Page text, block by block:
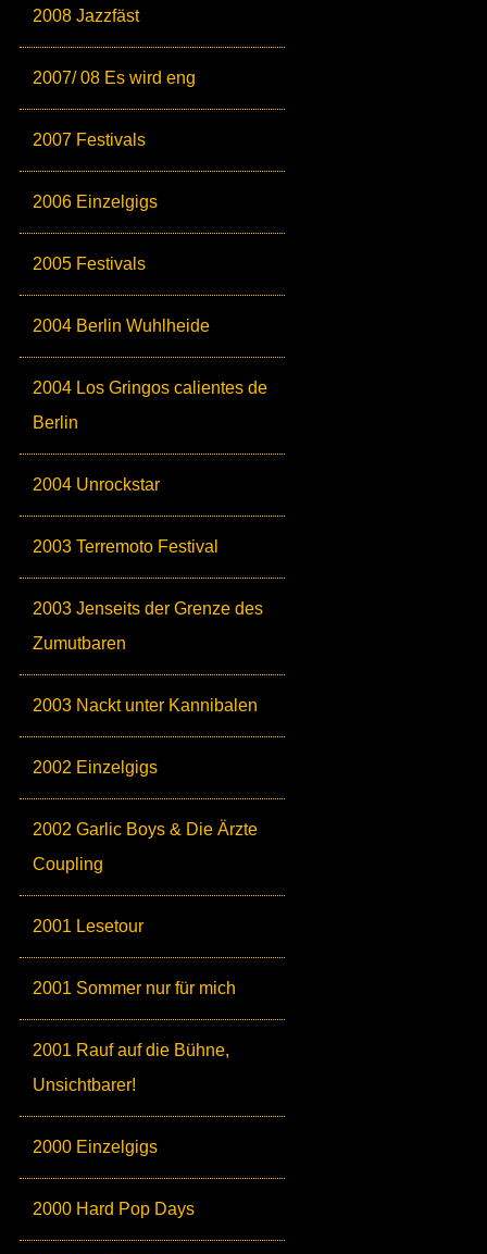
2008 Jazzfäst
2007/ 08 Es wird eng
2007 Festivals
2006 Einzelgigs
2005 Festivals
2004 Berlin Wuhlheide
2004 Los Gringos calientes de
Berlin
2004 Unrockstar
2003 Terremoto Festival
2003 Jenseits der Grenze des
Zumutbaren
2003 Nackt unter Kannibalen
2002 Einzelgigs
2002 Garlic Boys & Die Ärzte
Coupling
2001 Lesetour
2001 Sommer nur für mich
2001 Rauf auf die Bühne,
Unsichtbarer!
2000 Einzelgigs
2000 Hard Pop Days